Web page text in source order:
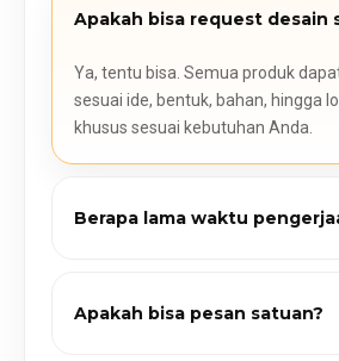
Apakah bisa request desain
Ya, tentu bisa. Semua produk
sesuai ide, bentuk, bahan, hingga
khusus sesuai kebutuhan Anda.
Berapa lama waktu
Apakah bisa pesan satuan?